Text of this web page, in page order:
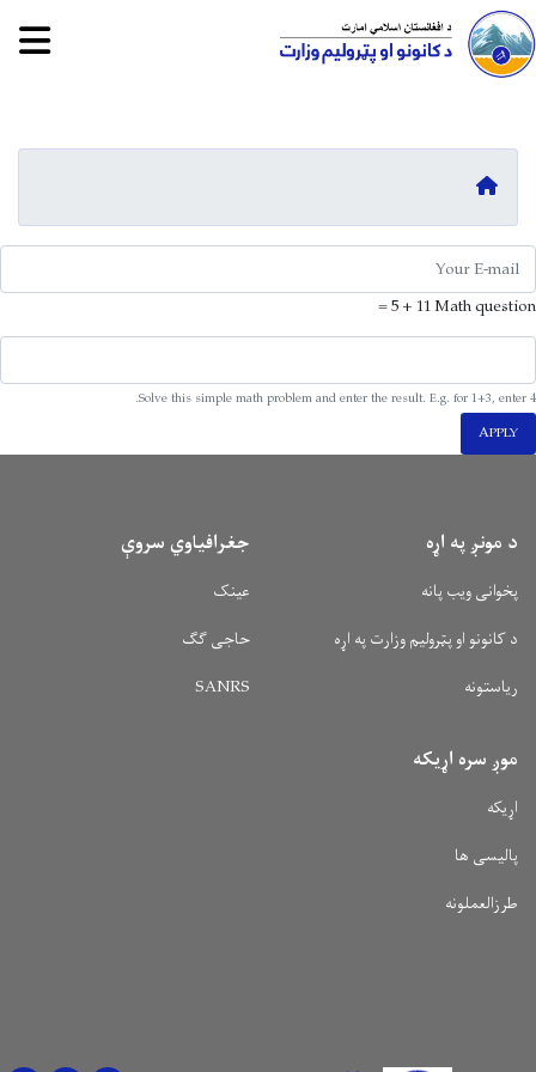
کورپاڼه
E-mail
Math question
11 + 5 =
Solve this simple math problem and enter the result. E.g. for 1+3, enter 4.
APPLY
د مونږ په اړه
پخوانی ویب پانه
د کانونو او پټرولیم وزارت په اړه
ریاستونه
جغرافیاوي سروې
عینک
حاجی ګګ
SANRS
موږ سره اړیکه
اړیکه
پالیسی ها
طرزالعملونه